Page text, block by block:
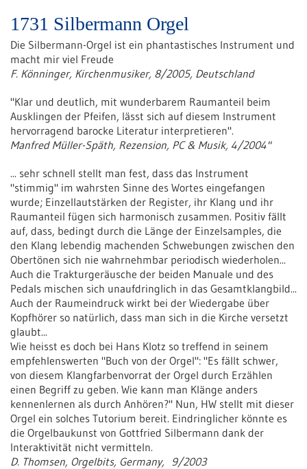
1731 Silbermann Orgel
Die Silbermann-Orgel ist ein phantastisches Instrument und
macht mir viel Freude
F. Könninger, Kirchenmusiker, 8/2005, Deutschland
"Klar und deutlich, mit wunderbarem Raumanteil beim
Ausklingen der Pfeifen, lässt sich auf diesem Instrument
hervorragend barocke Literatur interpretieren".
Manfred Müller-Späth, Rezension, PC & Musik, 4/2004"
... sehr schnell stellt man fest, dass das Instrument
"stimmig" im wahrsten Sinne des Wortes eingefangen
wurde; Einzellautstärken der Register, ihr Klang und ihr
Raumanteil fügen sich harmonisch zusammen. Positiv fällt
auf, dass, bedingt durch die Länge der Einzelsamples, die
den Klang lebendig machenden Schwebungen zwischen den
Obertönen sich nie wahrnehmbar periodisch wiederholen...
Auch die Trakturgeräusche der beiden Manuale und des
Pedals mischen sich unaufdringlich in das Gesamtklangbild...
Auch der Raumeindruck wirkt bei der Wiedergabe über
Kopfhörer so natürlich, dass man sich in die Kirche versetzt
glaubt...
Wie heisst es doch bei Hans Klotz so treffend in seinem
empfehlenswerten "Buch von der Orgel": "Es fällt schwer,
von diesem Klangfarbenvorrat der Orgel durch Erzählen
einen Begriff zu geben. Wie kann man Klänge anders
kennenlernen als durch Anhören?" Nun, HW stellt mit dieser
Orgel ein solches Tutorium bereit. Eindringlicher könnte es
die Orgelbaukunst von Gottfried Silbermann dank der
Interaktivität nicht vermitteln.
D. Thomsen, Orgelbits, Germany, 9/2003